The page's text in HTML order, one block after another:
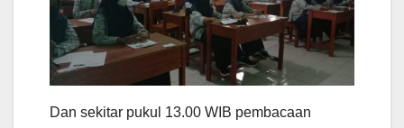
Dan sekitar pukul 13.00 WIB pembacaan